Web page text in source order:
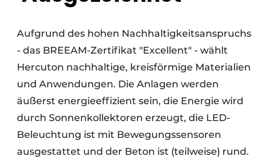
Aufgrund des hohen Nachhaltigkeitsanspruchs
- das BREEAM-Zertifikat "Excellent" - wählt
Hercuton nachhaltige, kreisförmige Materialien
und Anwendungen. Die Anlagen werden
äußerst energieeffizient sein, die Energie wird
durch Sonnenkollektoren erzeugt, die LED-
Beleuchtung ist mit Bewegungssensoren
ausgestattet und der Beton ist (teilweise) rund.